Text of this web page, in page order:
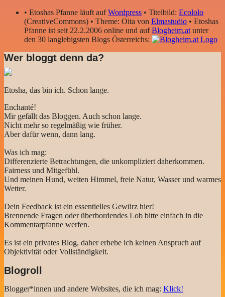
• Etoshas Pfanne läuft aufWordpress • Titelbild: Ecololo
(CreativeCommons) • Theme: Oita von Elmastudio • Etoshas
Pfanne ist seit 22.2.2006 online und aufBlogheim.at unter
den 30 langlebigsten Blogs Österreichs:
Wer bloggt denn da?
Etosha, das bin ich. Schon lange.
Enchanté!
Mir gefällt das Bloggen. Auch schon lange.
Nicht mehr so regelmäßig wie früher.
Aber dafür wenn, dann lang.
Was ich mag:
Differenzierte Betrachtungen, die unkompliziert daherkommen.
Fairness und Mitgefühl.
Und meinen Hund, weiten Himmel, freie Natur, Wasser und warmes
Wetter.
Dein Feedback ist ein essentielles Gewürz hier!
Brennende Fragen oder überbordendes Lob bitte einfach in die
Kommentarpfanne werfen.
Es ist ein privates Blog, daher erhebe ich keinen Anspruch auf
Objektivität oder Vollständigkeit.
Blogroll
Blogger*innen und andere Websites, die ich mag: Klick!